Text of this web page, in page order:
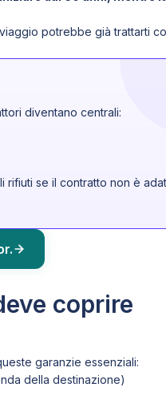
potrebbe già trattarti
diventano centrali:
rifiuti se il contratto non è
coprire
garanzie essenziali:
della destinazione)